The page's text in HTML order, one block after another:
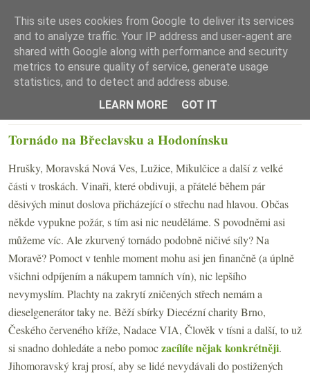
☰ Menu
Tornádo na Břeclavsku a Hodonínsku
Hrušky, Moravská Nová Ves, Lužice, Mikulčice a další z velké
části v troskách. Vinaři, které obdivuji, a přátelé během pár
děsivých minut doslova přicházející o střechu nad hlavou. Občas
někde vypukne požár, s tím asi nic neuděláme. S povodněmi asi
můžeme víc. Ale zkurvený tornádo podobně ničivé síly? Na
Moravě? Pomoct v tenhle moment mohu asi jen finančně (a úplně
všichni odpíjením a nákupem tamních vín), nic lepšího
nevymyslím. Plachty na zakrytí zničených střech nemám a
dieselgenerátor taky ne. Běží sbírky Diecézní charity Brno,
Českého červeného kříže, Nadace VIA, Člověk v tísni a další, to už
si snadno dohledáte a nebo pomoczacílíte nějak konkrétněji.
Jihomoravský kraj prosí, aby se lidé nevydávali do postižených
This site uses cookies from Google to deliver its services
and to analyze traffic. Your IP address and user-agent are
shared with Google along with performance and security
metrics to ensure quality of service, generate usage
statistics, and to detect and address abuse.
LEARN MORE
GOT IT